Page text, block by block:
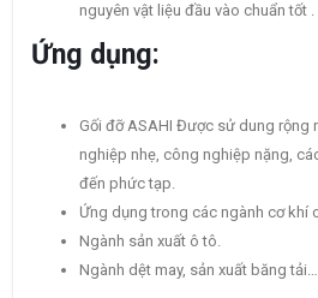
nguyên vật liệu đầu vào chuẩn tốt .
Ứng dụng:
Gối đỡ ASAHI Được sử dung rộng
nghiệp nhẹ, công nghiệp nặng,
đến phức tạp.
Ứng dụng trong các ngành cơ khí
Ngành sản xuất ô tô.
Ngành dệt may, sản xuất băng tải…